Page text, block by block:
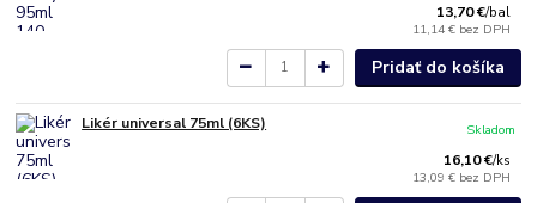
13,70 €/bal
11,14 € bez DPH
Pridať do košíka
Likér universal 75ml (6KS)
16,10 €/ks
13,09 € bez DPH
Skladom